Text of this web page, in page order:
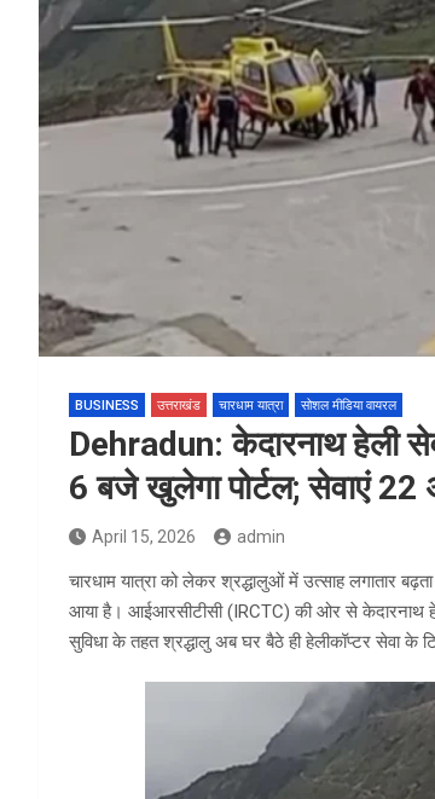
BUSINESS उत्तराखंड चारधाम यात्रा सोशल मीडिया वायरल
Dehradun: केदारनाथ हेली
6 बजे खुलेगा पोर्टल; सेवाएं
April 15, 2026 admin
चारधाम यात्रा को लेकर श्रद्धालुओं में उत्साह लगातार
आया है। आईआरसीटीसी (IRCTC) की ओर से केदारनाथ
सुविधा के तहत श्रद्धालु अब घर बैठे ही हेलीकॉप्टर सेवा